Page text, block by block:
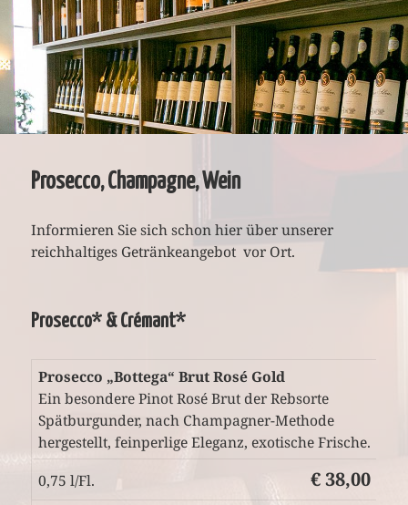
Prosecco, Champagne, Wein
Informieren Sie sich schon hier über unserer
reichhaltiges Getränkeangebot vor Ort.
Prosecco* & Crémant*
Prosecco „Bottega“ Brut Rosé Gold
Ein besondere Pinot Rosé Brut der Rebsorte
Spätburgunder, nach Champagner-Methode
hergestellt, feinperlige Eleganz, exotische Frische.
0,75 l/Fl.
€ 38,00